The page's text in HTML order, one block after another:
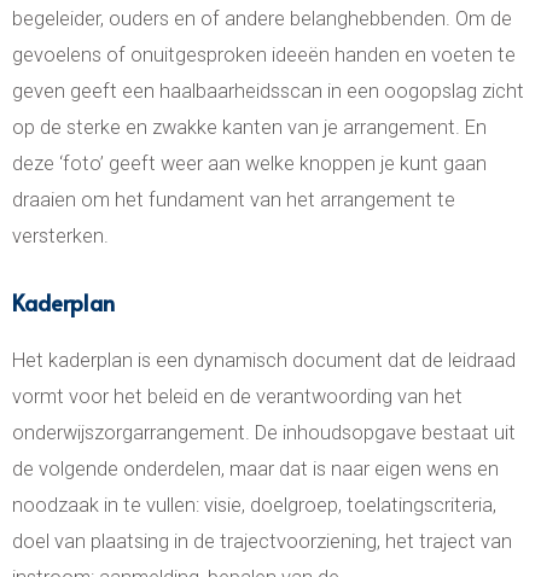
begeleider, ouders en of andere belanghebbenden. Om de
gevoelens of onuitgesproken ideeën handen en voeten te
geven geeft een haalbaarheidsscan in een oogopslag zicht
op de sterke en zwakke kanten van je arrangement. En
deze ‘foto’ geeft weer aan welke knoppen je kunt gaan
draaien om het fundament van het arrangement te
versterken.
Kaderplan
Het kaderplan is een dynamisch document dat de leidraad
vormt voor het beleid en de verantwoording van het
onderwijszorgarrangement. De inhoudsopgave bestaat uit
de volgende onderdelen, maar dat is naar eigen wens en
noodzaak in te vullen: visie, doelgroep, toelatingscriteria,
doel van plaatsing in de trajectvoorziening, het traject van